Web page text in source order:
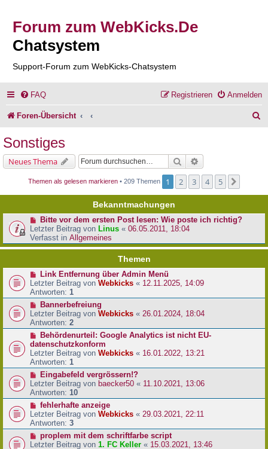
Forum zum WebKicks.De
Chatsystem
Support-Forum zum WebKicks-Chatsystem
FAQ Anmelden
Registrieren
Foren-Übersicht
Sonstiges
Neues Thema Suche
Themen als gelesen markieren • 209 Themen 1 2 3 4 5
Bekanntmachungen
Bitte vor dem ersten Post lesen: Wie poste ich richtig?
Letzter Beitrag von Linus « 06.05.2011, 18:04
Verfasst in Allgemeines
Themen
Link Entfernung über Admin Menü
Letzter Beitrag von Webkicks « 12.11.2025, 14:09
Antworten: 1
Bannerbefreiung
Letzter Beitrag von Webkicks « 26.01.2024, 18:04
Antworten: 2
Behördenurteil: Google Analytics ist nicht EU-
datenschutzkonform
Letzter Beitrag von Webkicks « 16.01.2022, 13:21
Antworten: 1
Eingabefeld vergrössern!?
Letzter Beitrag von baecker50 « 11.10.2021, 13:06
Antworten: 10
fehlerhafte anzeige
Letzter Beitrag von Webkicks « 29.03.2021, 22:11
Antworten: 3
proplem mit dem schriftfarbe script
Letzter Beitrag von 1. FC Keller « 15.03.2021, 13:46